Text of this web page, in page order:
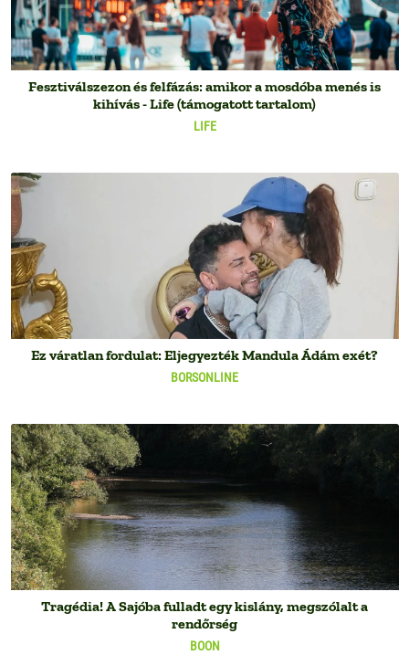
LIFE
Fesztiválszezon és felfázás: amikor a mosdóba menés is
kihívás - Life (támogatott tartalom)
BORSONLINE
Ez váratlan fordulat: Eljegyezték Mandula Ádám exét?
BOON
Tragédia! A Sajóba fulladt egy kislány, megszólalt a
rendőrség